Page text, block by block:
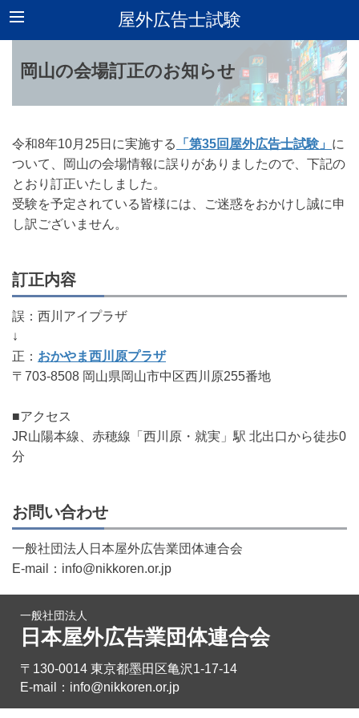
屋外広告士試験
岡山の会場訂正のお知らせ
令和8年10月25日に実施する 「第35回屋外広告士試験」 に
ついて、岡山の会場情報に誤りがありましたので、下記の
とおり訂正いたしました。
受験を予定されている皆様には、ご迷惑をおかけし誠に申
し訳ございません。
訂正内容
誤： 西川アイプラザ
↓
正： おかやま西川原プラザ
〒 703-8508 岡山県岡山市中区西川原255番地
■アクセス
JR山陽本線、赤穂線「西川原・就実」 駅 北出口から徒歩0
分
お問い合わせ
一般社団法人日本屋外広告業団体連合会
E-mail：info@nikkoren.or.jp
一般社団法人
日本屋外広告業団体連合会
〒130-0014 東京都墨田区亀沢1-17-14
E-mail：info@nikkoren.or.jp